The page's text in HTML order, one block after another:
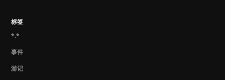
标签
*.*
事件
游记